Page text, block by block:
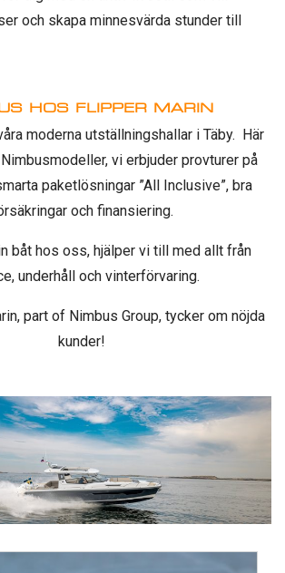
och skapa minnesvärda stunder till
HOS FLIPPER MARIN
moderna utställningshallar i Täby. Här
vi erbjuder provturer på
paketlösningar ”All Inclusive”, bra
och finansiering.
båt hos oss, hjälper vi till med allt från
underhåll och vinterförvaring.
part of Nimbus Group, tycker om nöjda
kunder!